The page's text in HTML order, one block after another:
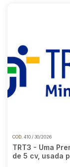
COD. 410 / 30/2026
TRT3 - Uma
de 5 cv, usada